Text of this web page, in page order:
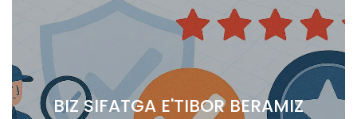
BIZ SIFATGA E'TIBOR BERAMIZ